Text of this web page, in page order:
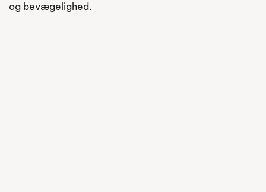
og bevægelighed.